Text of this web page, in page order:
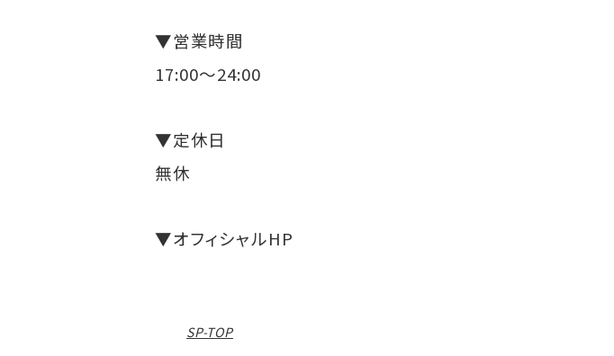
▼営業時間
17:00～24:00
▼定休日
無休
▼オフィシャルHP
SP-TOP